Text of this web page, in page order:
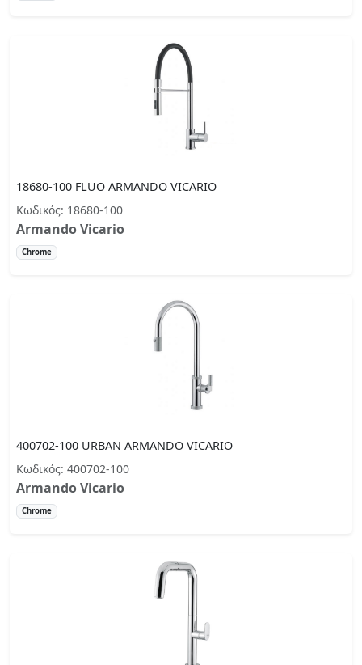
18680-100 FLUO ARMANDO VICARIO
Κωδικός: 18680-100
Armando Vicario
Chrome
400702-100 URBAN ARMANDO VICARIO
Κωδικός: 400702-100
Armando Vicario
Chrome